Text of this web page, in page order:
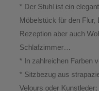
* Der Stuhl ist ein
Möbelstück für den Flur,
Rezeption aber auch
Schlafzimmer…
* In zahlreichen Farben
* Sitzbezug aus
Velours oder Kunstleder;